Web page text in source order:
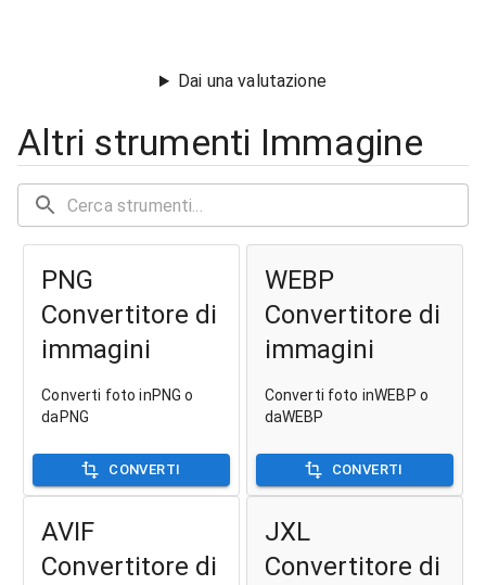
Dai una valutazione
Altri strumenti Immagine
PNG
Convertitore di
immagini
Converti foto inPNG o
daPNG
CONVERTI
WEBP
Convertitore di
immagini
Converti foto inWEBP o
daWEBP
CONVERTI
AVIF
Convertitore di
JXL
Convertitore di